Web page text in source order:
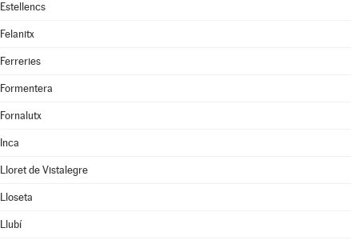
Estellencs
Felanitx
Ferreries
Formentera
Fornalutx
Inca
Lloret de Vistalegre
Lloseta
Llubí